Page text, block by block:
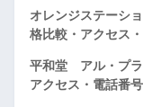
オレンジステーシ
格比較・アクセス
平和堂 アル・プラ
アクセス・電話番号